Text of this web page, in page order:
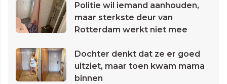
Politie wil iemand aanhouden,
maar sterkste deur van
Rotterdam werkt niet mee
Dochter denkt dat ze er goed
uitziet, maar toen kwam mama
binnen